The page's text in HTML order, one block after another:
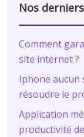
Nos
Comment
site internet ?
Iphone aucun
résoudre le
Application
productivité